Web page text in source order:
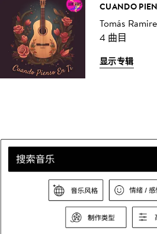
CUANDO
Tomás
4 曲目
显示专辑